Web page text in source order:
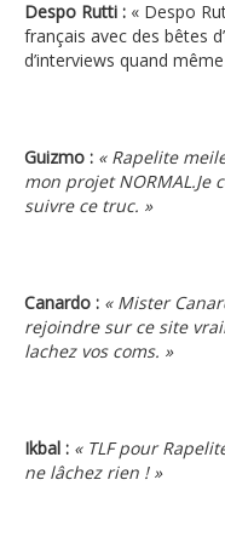
Despo Rutti : « Despo
français avec des bêtes
d’interviews quand
Guizmo : « Rapelite
mon projet NORMAL.Je
suivre ce truc. »
Canardo : « Mister
rejoindre sur ce site
lachez vos coms. »
Ikbal : « TLF pour
ne lâchez rien ! »